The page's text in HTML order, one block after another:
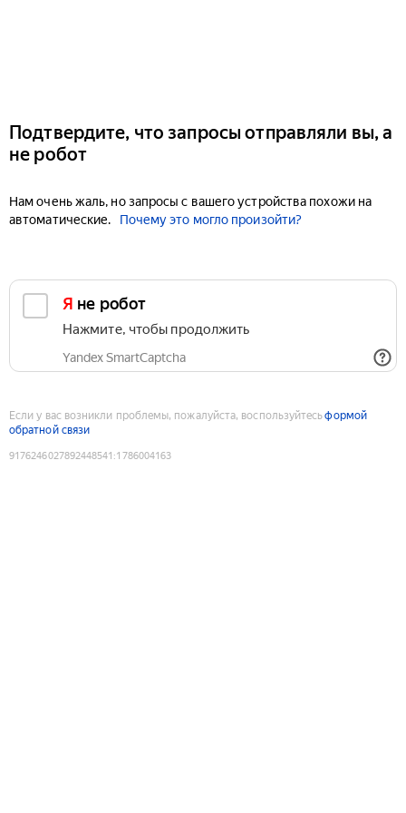
Подтвердите, что запросы отправляли вы, а
не робот
Нам очень жаль, но запросы с вашего устройства похожи на
автоматические.
Почему это могло произойти?
Я не робот
Нажмите, чтобы продолжить
Yandex SmartCaptcha
Если у вас возникли проблемы, пожалуйста, воспользуйтесьформой
обратной связи
9176246027892448541 :1786004163